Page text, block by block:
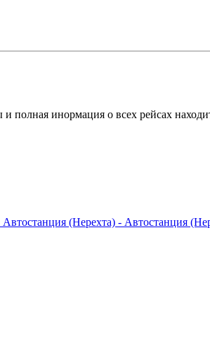
полная инормация о всех рейсах
(Нерехта) - Автостанция